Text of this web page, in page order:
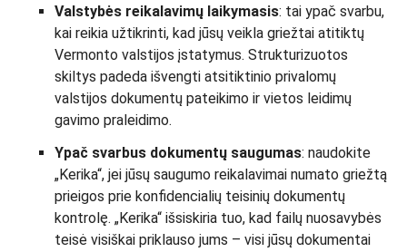
Valstybės reikalavimų laikymasis: tai ypač svarbu,
kai reikia užtikrinti, kad jūsų veikla griežtai atitiktų
Vermonto valstijos įstatymus. Strukturizuotos
skiltys padeda išvengti atsitiktinio privalomų
valstijos dokumentų pateikimo ir vietos leidimų
gavimo praleidimo.
Ypač svarbus dokumentų saugumas: naudokite
„Kerika“, jei jūsų saugumo reikalavimai numato griežtą
prieigos prie konfidencialių teisinių dokumentų
kontrolę. „Kerika“ išsiskiria tuo, kad failų nuosavybės
teisė visiškai priklauso jums – visi jūsų dokumentai